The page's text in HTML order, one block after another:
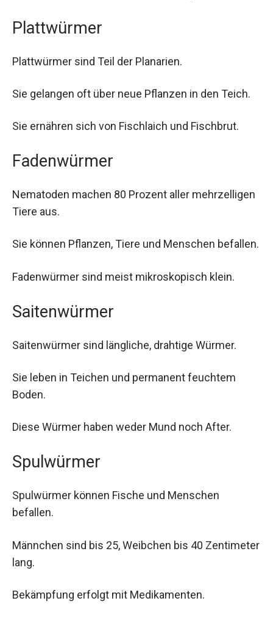
Plattwürmer
Plattwürmer sind Teil der Planarien.
Sie gelangen oft über neue Pflanzen in den Teich.
Sie ernähren sich von Fischlaich und Fischbrut.
Fadenwürmer
Nematoden machen 80 Prozent aller mehrzelligen
Tiere aus.
Sie können Pflanzen, Tiere und Menschen befallen.
Fadenwürmer sind meist mikroskopisch klein.
Saitenwürmer
Saitenwürmer sind längliche, drahtige Würmer.
Sie leben in Teichen und permanent feuchtem
Boden.
Diese Würmer haben weder Mund noch After.
Spulwürmer
Spulwürmer können Fische und Menschen
befallen.
Männchen sind bis 25, Weibchen bis 40 Zentimeter
lang.
Bekämpfung erfolgt mit Medikamenten.